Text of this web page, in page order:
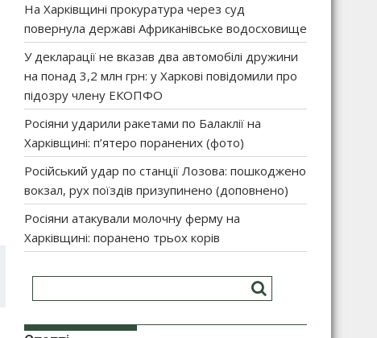
На Харківщині прокуратура через суд
повернула державі Африканівське водосховище
У декларації не вказав два автомобілі дружини
на понад 3,2 млн грн: у Харкові повідомили про
підозру члену ЕКОПФО
Росіяни ударили ракетами по Балаклії на
Харківщині: п’ятеро поранених (фото)
Російський удар по станції Лозова: пошкоджено
вокзал, рух поїздів призупинено (доповнено)
Росіяни атакували молочну ферму на
Харківщині: поранено трьох корів